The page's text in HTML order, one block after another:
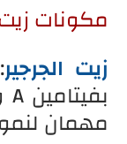
مكونات
زيت الجرجير:
مهمان